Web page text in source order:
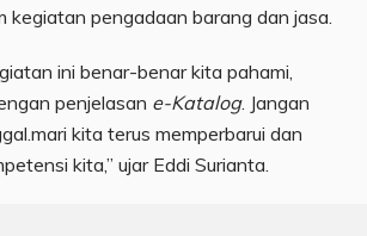
kegiatan pengadaan barang dan jasa.
ini benar-benar kita pahami,
penjelasan e-Katalog. Jangan
kita terus memperbarui dan
kita,” ujar Eddi Surianta.